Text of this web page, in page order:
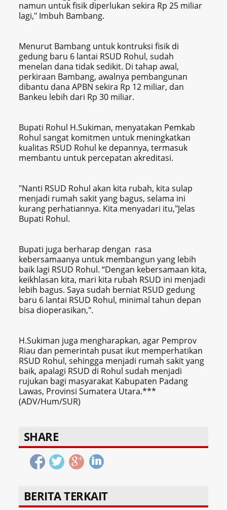
namun untuk fisik diperlukan sekira Rp 25 miliar
lagi," Imbuh Bambang.
Menurut Bambang untuk kontruksi fisik di
gedung baru 6 lantai RSUD Rohul, sudah
menelan dana tidak sedikit. Di tahap awal,
perkiraan Bambang, awalnya pembangunan
dibantu dana APBN sekira Rp 12 miliar, dan
Bankeu lebih dari Rp 30 miliar.
Bupati Rohul H.Sukiman, menyatakan Pemkab
R‎ohul sangat komitmen untuk meningkatkan
kualitas RSUD Rohul ke depannya, termasuk
membantu untuk percepatan akreditasi.
"Nanti RSUD Rohul akan kita rubah‎, kita sulap
menjadi rumah sakit yang bagus, selama ini
kurang perhatiannya. Kita menyadari itu,"Jelas
Bupati Rohul.
Bupati juga berharap dengan rasa
kebersamaanya untuk membangun yang lebih
baik lagi RSUD Rohul. “Dengan kebersamaan kita,
keikhlasan kita, mari kita rubah RSUD ini menjadi
lebih bagus. Saya sudah berniat RSUD gedung
baru 6 lantai RSUD Rohul, minimal tahun depan
bisa dioperasikan,".
H.Sukiman juga mengharapkan, agar Pemprov
Riau dan pemerintah pusat ikut memperhatikan
RSUD Rohul, sehingga menjadi rumah sakit yang
baik, apalagi RSUD di Rohul sudah menjadi
rujukan bagi masyarakat Kabupaten Padang
Lawas, Provinsi Sumatera Utara.***
(ADV/Hum/SUR)
SHARE
BERITA TERKAIT